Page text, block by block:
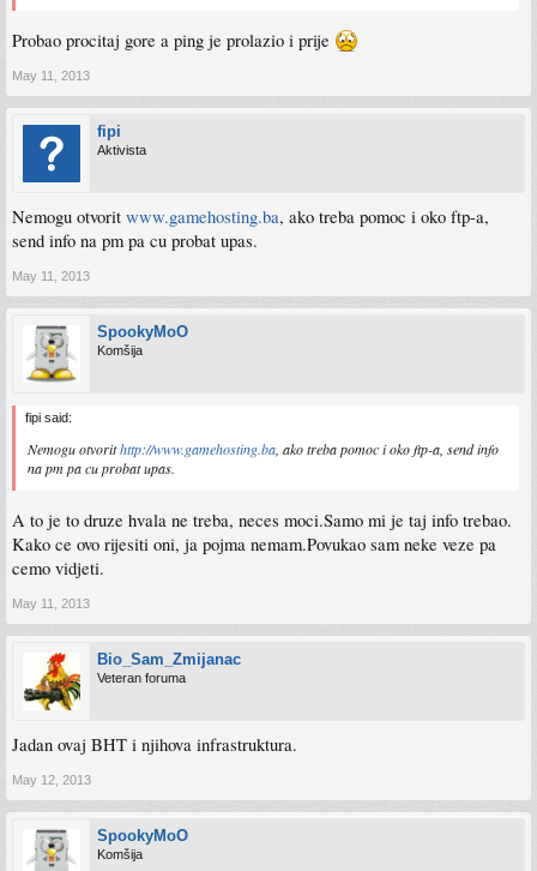
Probao procitaj gore a ping je prolazio i prije
May 11, 2013
fipi
Aktivista
Nemogu otvorit www.gamehosting.ba, ako treba pomoc i oko ftp-a,
send info na pm pa cu probat upas.
May 11, 2013
SpookyMoO
Komšija
fipi said:
Nemogu otvorithttp://www.gamehosting.ba , ako treba pomoc i oko ftp-a, send info
na pm pa cu probat upas.
A to je to druze hvala ne treba, neces moci.Samo mi je taj info trebao.
Kako ce ovo rijesiti oni, ja pojma nemam.Povukao sam neke veze pa
cemo vidjeti.
May 11, 2013
Bio_Sam_Zmijanac
Veteran foruma
Jadan ovaj BHT i njihova infrastruktura.
May 12, 2013
SpookyMoO
Komšija